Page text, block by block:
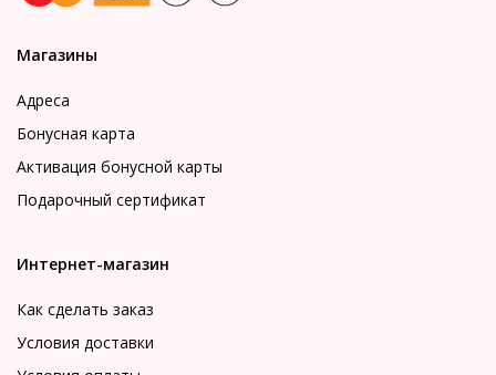
Магазины
Адреса
Бонусная карта
Активация бонусной карты
Подарочный сертификат
Интернет-магазин
Как сделать заказ
Условия доставки